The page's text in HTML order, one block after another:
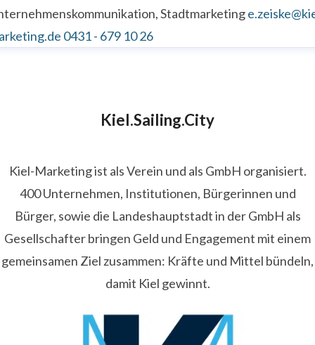
Stadtmarketing
0431 - 679 10 26
Kiel.Sailing.City
Kiel-Marketing ist als Verein und als GmbH organisiert.
400 Unternehmen, Institutionen, Bürgerinnen und
Bürger, sowie die Landeshauptstadt in der GmbH als
Gesellschafter bringen Geld und Engagement mit einem
gemeinsamen Ziel zusammen: Kräfte und Mittel bündeln,
damit Kiel gewinnt.